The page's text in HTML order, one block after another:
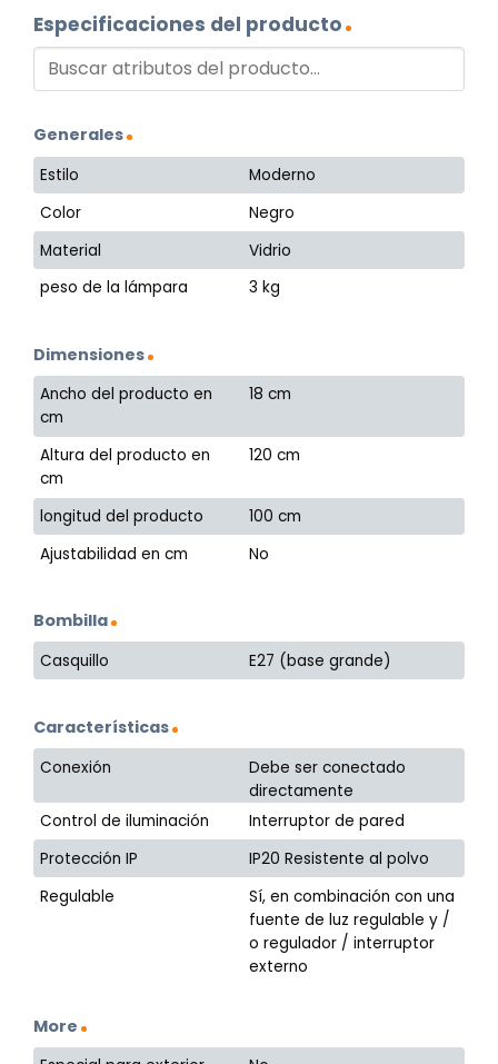
Especificaciones del producto
Generales
Estilo
Moderno
Color
Negro
Material
Vidrio
peso de la lámpara
3 kg
Dimensiones
Ancho del producto en
cm
18 cm
Altura del producto en
cm
120 cm
longitud del producto
100 cm
Ajustabilidad en cm
No
Bombilla
Casquillo E27 (base grande)
Características
Conexión
Debe ser conectado
directamente
Control de iluminación
Interruptor de pared
Protección IP
IP20 Resistente al polvo
Regulable
Sí, en combinación con una
fuente de luz regulable y /
o regulador / interruptor
externo
More